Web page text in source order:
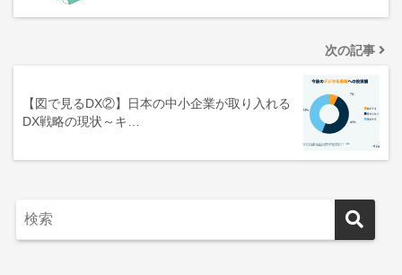
次の記事
【図で見るDX②】日本の中小企業が取り入れる
DX戦略の現状～キ…